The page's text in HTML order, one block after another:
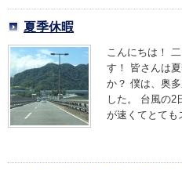
夏季休暇
こんにちは！
す！ 皆さんは
か？ 僕は、奥
した。 台風の2
が速くてとて